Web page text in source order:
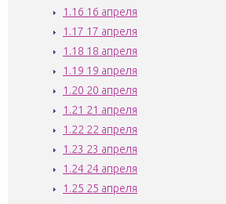
1.16 16 апреля
1.17 17 апреля
1.18 18 апреля
1.19 19 апреля
1.20 20 апреля
1.21 21 апреля
1.22 22 апреля
1.23 23 апреля
1.24 24 апреля
1.25 25 апреля